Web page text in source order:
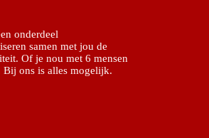
onderdeel
samen met jou de
Of je nou met 6 mensen
Bij ons is alles mogelijk.